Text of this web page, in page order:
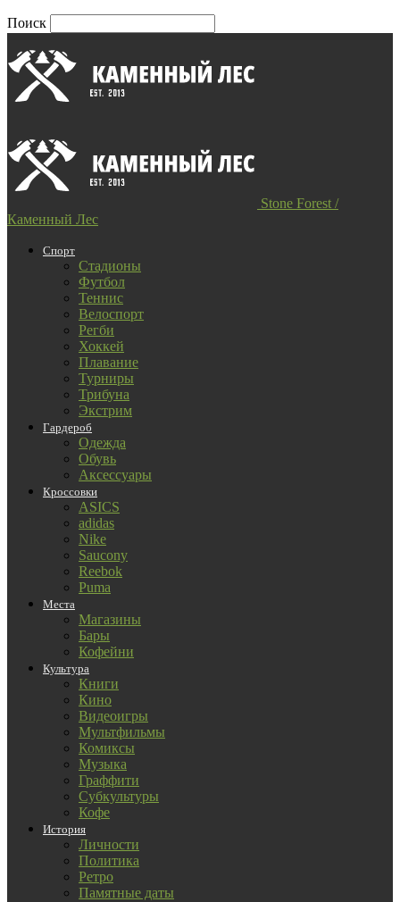
Поиск
Stone Forest /
Каменный Лес
Спорт
Стадионы
Футбол
Теннис
Велоспорт
Регби
Хоккей
Плавание
Турниры
Трибуна
Экстрим
Гардероб
Одежда
Обувь
Аксессуары
Кроссовки
ASICS
adidas
Nike
Saucony
Reebok
Puma
Места
Магазины
Бары
Кофейни
Культура
Книги
Кино
Видеоигры
Мультфильмы
Комиксы
Музыка
Граффити
Субкультуры
Кофе
История
Личности
Политика
Ретро
Памятные даты